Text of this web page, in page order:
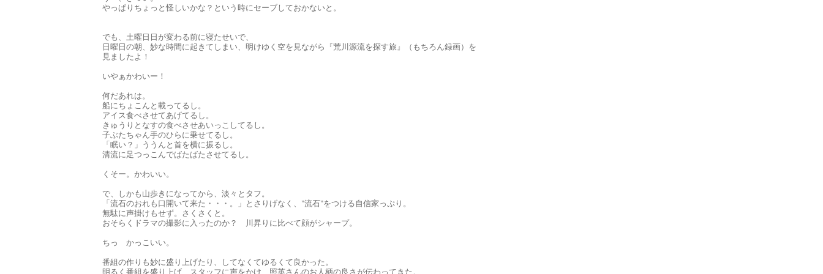
やっぱりちょっと怪しいかな？という時にセーブしておかないと。
でも、土曜日日が変わる前に寝たせいで、
日曜日の朝、妙な時間に起きてしまい、明けゆく空を見ながら『荒川源流を探す旅』（もちろん録画）を
見ましたよ！
いやぁかわいー！
何だあれは。
船にちょこんと載ってるし。
アイス食べさせてあげてるし。
きゅうりとなすの食べさせあいっこしてるし。
子ぶたちゃん手のひらに乗せてるし。
「眠い？」ううんと首を横に振るし。
清流に足つっこんでばたばたさせてるし。
くそー。かわいい。
で、しかも山歩きになってから、淡々とタフ。
「流石のおれも口開いて来た・・・。」とさりげなく、"流石"をつける自信家っぷり。
無駄に声掛けもせず。さくさくと。
おそらくドラマの撮影に入ったのか？ 川昇りに比べて顔がシャープ。
ちっ かっこいい。
番組の作りも妙に盛り上げたり、してなくてゆるくて良かった。
明るく番組を盛り上げ、スタッフに声をかけ、照英さんのお人柄の良さが伝わってきた。